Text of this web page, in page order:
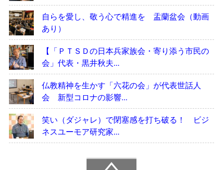
自らを愛し、敬う心で精進を 盂蘭盆会（動画
あり）
【「ＰＴＳＤの日本兵家族会・寄り添う市民の
会」代表・黒井秋夫...
仏教精神を生かす「六花の会」が代表世話人
会 新型コロナの影響...
笑い（ダジャレ）で閉塞感を打ち破る！ ビジ
ネスユーモア研究家...